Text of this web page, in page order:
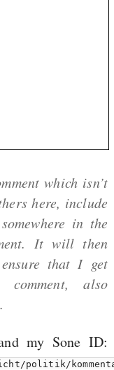
which isn’t
here, include
in the
It will then
that I get
also
my Sone ID:
politik/